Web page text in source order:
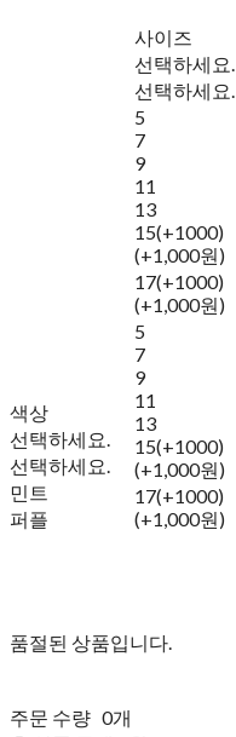
색상
선택하세요.
선택하세요.
민트
퍼플
사이즈
선택하세요.
선택하세요.
5
7
9
11
13
15(+1000)
(+1,000원)
17(+1000)
(+1,000원)
5
7
9
11
13
15(+1000)
(+1,000원)
17(+1000)
(+1,000원)
품절된 상품입니다.
주문 수량 0개